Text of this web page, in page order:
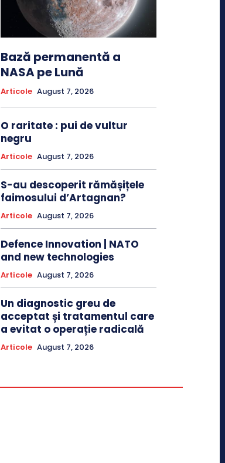
Bază permanentă a
NASA pe Lună
Articole August 7, 2026
O raritate : pui de vultur
negru
Articole August 7, 2026
S-au descoperit rămășițele
faimosului d’Artagnan?
Articole August 7, 2026
Defence Innovation | NATO
and new technologies
Articole August 7, 2026
Un diagnostic greu de
acceptat și tratamentul care
a evitat o operație radicală
Articole August 7, 2026